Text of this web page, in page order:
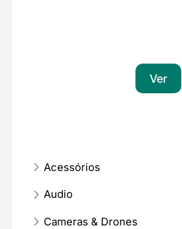
Ver
Acessórios
Audio
Cameras & Drones